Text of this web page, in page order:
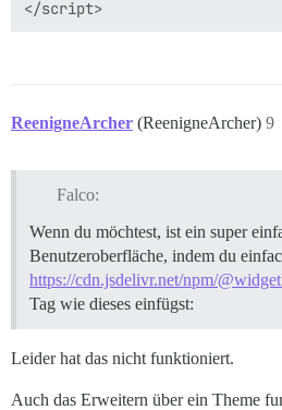
ReenigneArcher (ReenigneArcher) 9
Falco:
Wenn du möchtest, ist ein super
Benutzeroberfläche, indem du
https://cdn.jsdelivr.net/npm/
Tag wie dieses einfügst:
Leider hat das nicht funktioniert.
Auch das Erweitern über ein Theme